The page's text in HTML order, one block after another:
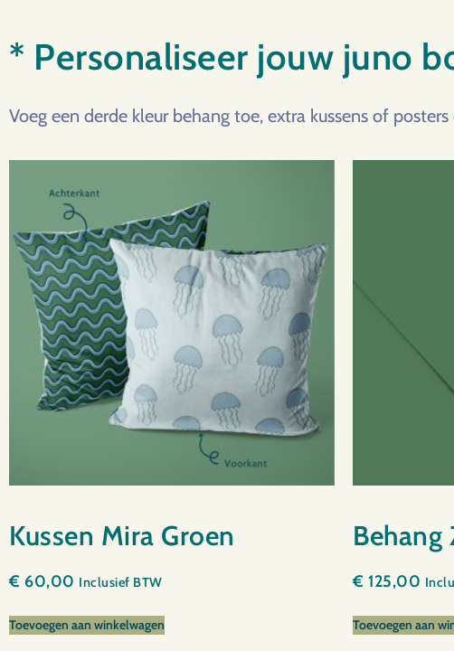
* Personaliseer jouw juno
Voeg een derde kleur behang toe, extra kussens of
Kussen Mira Groen
€ 60,00 Inclusief BTW
Toevoegen aan winkelwagen
Behang
€ 125,00
Toevoegen aan